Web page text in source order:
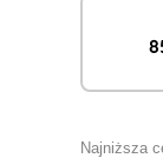
Najniższa